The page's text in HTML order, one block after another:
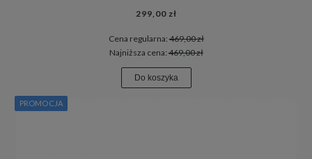
299,00 zł
Cena regularna:469,00 zł
Najniższa cena:469,00 zł
Do koszyka
PROMOCJA